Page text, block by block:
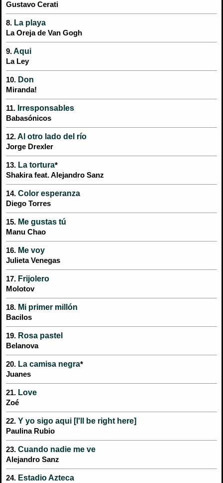
Gustavo Cerati
8. La playa
La Oreja de Van Gogh
9.Aqui
La Ley
10. Don
Miranda!
11. Irresponsables
Babasónicos
12.Al otro lado del río
Jorge Drexler
13. La tortura*
Shakira feat. Alejandro Sanz
14. Color esperanza
Diego Torres
15. Me gustas tú
Manu Chao
16. Me voy
Julieta Venegas
17. Frijolero
Molotov
18. Mi primer millón
Bacilos
19. Rosa pastel
Belanova
20. La camisa negra*
Juanes
21. Love
Zoé
22. Y yo sigo aqui [I'll be right here]
Paulina Rubio
23. Cuando nadie me ve
Alejandro Sanz
24. Estadio Azteca